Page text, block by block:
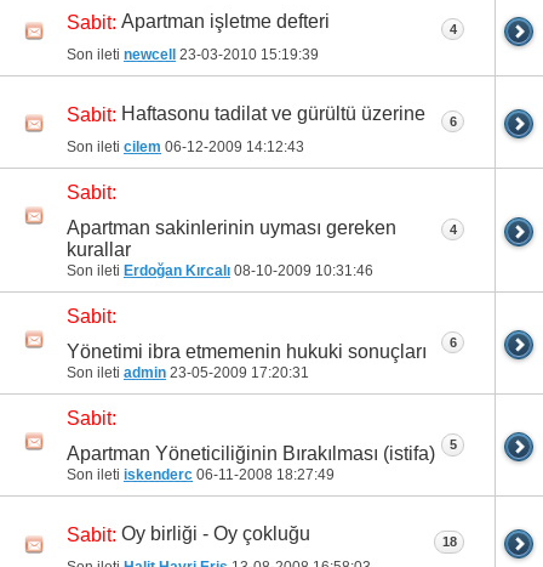
Sabit: Apartman işletme defteri
Son ileti newcell 23-03-2010 15:19:39
4
Sabit: Haftasonu tadilat ve gürültü üzerine
Son ileti cilem 06-12-2009 14:12:43
6
Sabit:
Apartman sakinlerinin uyması gereken
kurallar
Son ileti Erdoğan Kırcalı 08-10-2009 10:31:46
4
Sabit:
Yönetimi ibra etmemenin hukuki sonuçları
Son ileti admin 23-05-2009 17:20:31
6
Sabit:
Apartman Yöneticiliğinin Bırakılması (istifa)
Son ileti iskenderc 06-11-2008 18:27:49
5
Sabit: Oy birliği - Oy çokluğu 18